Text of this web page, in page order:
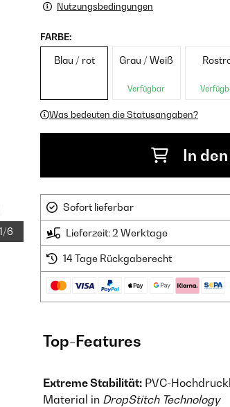
1/6
Nutzungsbedingungen
FARBE:
Blau / rot Grau / Weiß
Verfügbar
Was bedeuten die Statusangaben?
In
Sofort lieferbar
Lieferzeit: 2 Werktage
14 Tage Rückgaberecht
Top-Features
Extreme Stabilität: PVC-
Material in DropStitch Technology